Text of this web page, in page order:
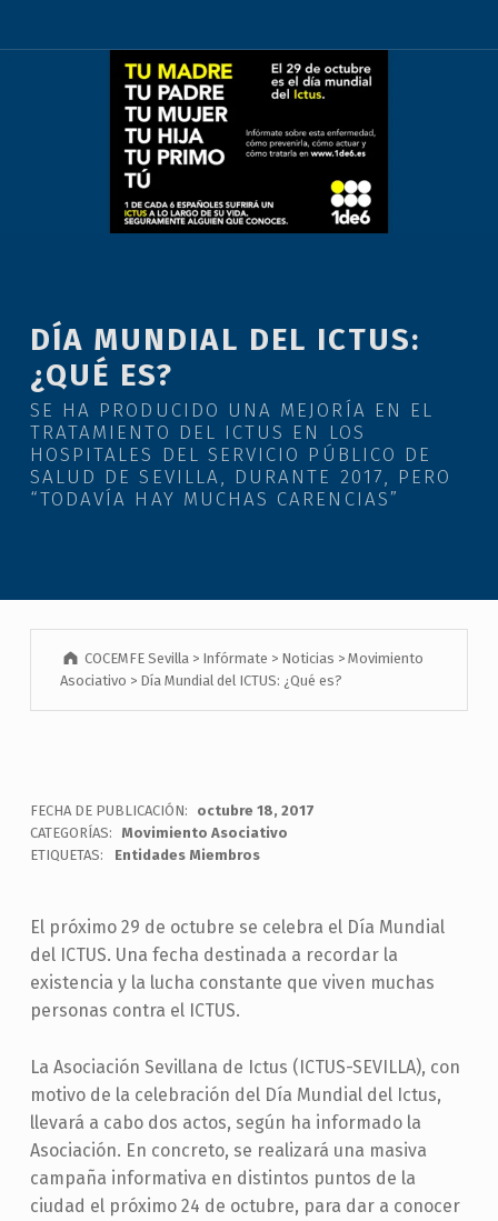
DÍA MUNDIAL DEL ICTUS:
¿QUÉ ES?
SE HA PRODUCIDO UNA MEJORÍA EN EL
TRATAMIENTO DEL ICTUS EN LOS
HOSPITALES DEL SERVICIO PÚBLICO DE
SALUD DE SEVILLA, DURANTE 2017, PERO
“TODAVÍA HAY MUCHAS CARENCIAS”
COCEMFE Sevilla > Infórmate > Noticias >Movimiento
Asociativo > Día Mundial del ICTUS: ¿Qué es?
FECHA DE PUBLICACIÓN:
octubre 18, 2017
CATEGORÍAS:
Movimiento Asociativo
ETIQUETAS:
Entidades Miembros
El próximo 29 de octubre se celebra el Día Mundial
del ICTUS. Una fecha destinada a recordar la
existencia y la lucha constante que viven muchas
personas contra el ICTUS.
La Asociación Sevillana de Ictus (ICTUS-SEVILLA), con
motivo de la celebración del Día Mundial del Ictus,
llevará a cabo dos actos, según ha informado la
Asociación. En concreto, se realizará una masiva
campaña informativa en distintos puntos de la
ciudad el próximo 24 de octubre, para dar a conocer